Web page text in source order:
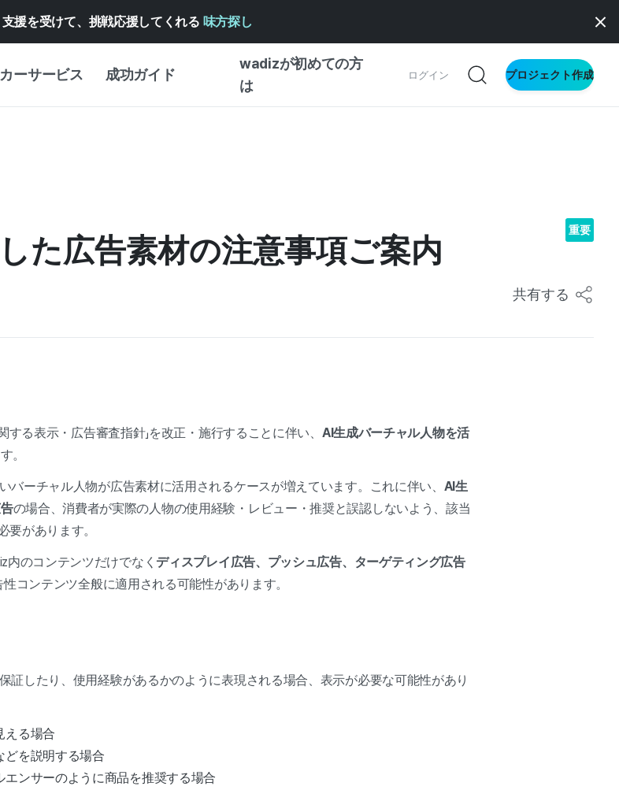
支援を受けて、挑戦応援してくれる 味方探し
ーサービス 成功ガイド
wadizが初めての方
は
ログイン プロジェクト作成
FOR GLOBAL MAKER
ビジネス向け
クラウドファンディング
た広告素材の注意事項ご案内
重要
共有する
る表示・広告審査指針」を改正・施行することに伴い、 AI生成バーチャル人物を活
。
ーチャル人物が広告素材に活用されるケースが増えています。これに伴い、 AI生
の場合、消費者が実際の人物の使用経験・レビュー・推奨と誤認しないよう、該当
要があります。
内のコンテンツだけでなく ディスプレイ広告、プッシュ広告、ターゲティング広告
コンテンツ全般に適用される可能性があります。
証したり、使用経験があるかのように表現される場合、表示が必要な可能性があり
える場合
どを説明する場合
ンサーのように商品を推奨する場合